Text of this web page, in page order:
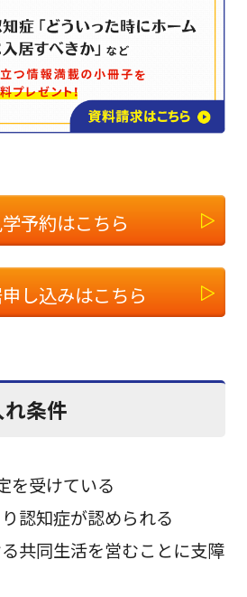
予約はこちら
し込みはこちら
条件
を受けている
認知症が認められる
共同生活を営むことに支障